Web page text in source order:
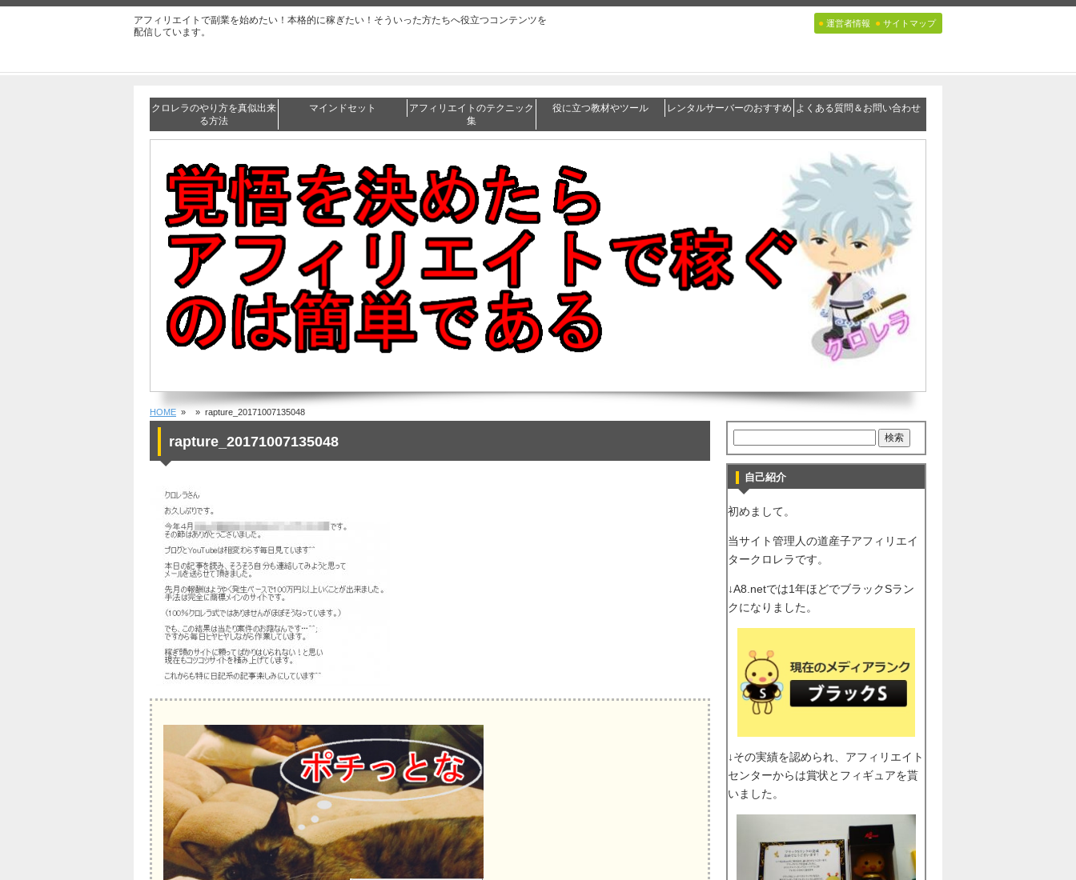
アフィリエイトで副業を始めたい！本格的に稼ぎたい！そういった方たちへ役立つコンテンツを
配信しています。
● 運営者情報 ● サイトマップ
クロレラのやり方を真似出来
る方法
マインドセット
アフィリエイトのテクニック
集
役に立つ教材やツール レンタルサーバーのおすすめ よくある質問＆お問い合わせ
HOME » » rapture_20171007135048
rapture_20171007135048
自己紹介
初めまして。
当サイト管理人の道産子アフィリエイ
タークロレラです。
↓A8.netでは1年ほどでブラックSラン
クになりました。
↓その実績を認められ、アフィリエイト
センターからは賞状とフィギュアを貰
いました。